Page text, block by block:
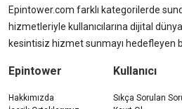
Epintower.com farklı kategorilerde
hizmetleriyle kullanıcılarına dijital
kesintisiz hizmet sunmayı hedefleyen
Epintower
Hakkımızda
Kullanıcı
Sıkça Sorulan